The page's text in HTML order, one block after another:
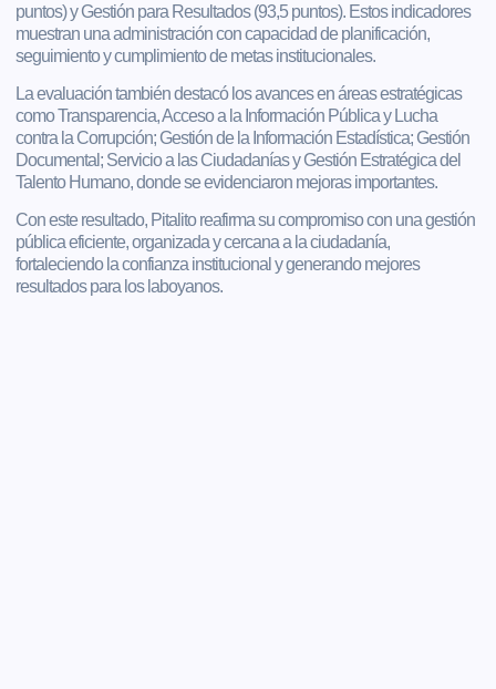
puntos) y Gestión para Resultados (93,5 puntos). Estos indicadores
muestran una administración con capacidad de planificación,
seguimiento y cumplimiento de metas institucionales.
La evaluación también destacó los avances en áreas estratégicas
como Transparencia, Acceso a la Información Pública y Lucha
contra la Corrupción; Gestión de la Información Estadística; Gestión
Documental; Servicio a las Ciudadanías y Gestión Estratégica del
Talento Humano, donde se evidenciaron mejoras importantes.
Con este resultado, Pitalito reafirma su compromiso con una gestión
pública eficiente, organizada y cercana a la ciudadanía,
fortaleciendo la confianza institucional y generando mejores
resultados para los laboyanos.